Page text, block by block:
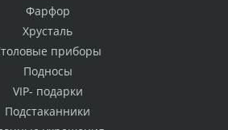
Фарфор
Хрусталь
приборы
Подносы
VIP- подарки
Подстаканники